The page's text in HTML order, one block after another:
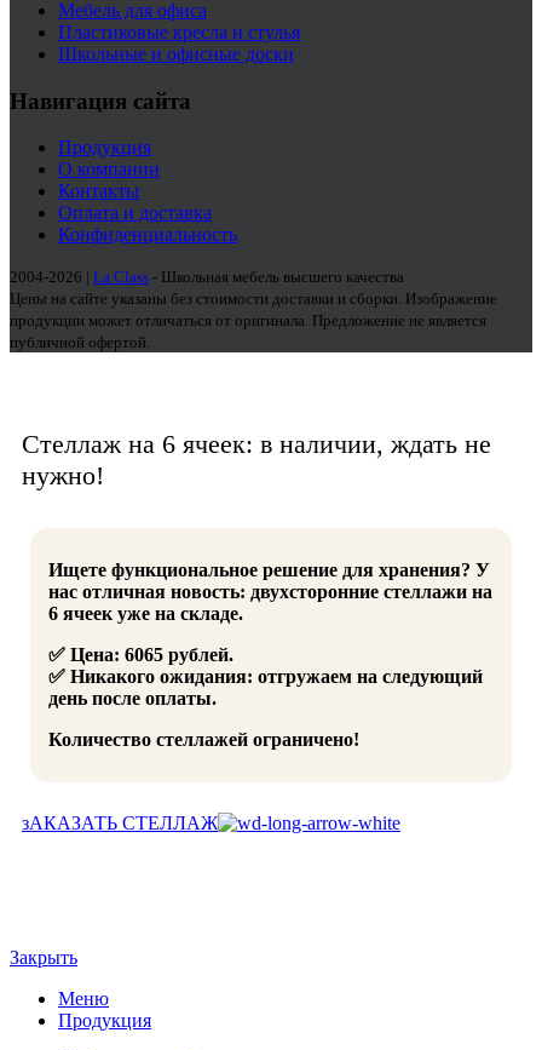
Мебель для офиса
Пластиковые кресла и стулья
Школьные и офисные доски
Навигация сайта
Продукция
О компании
Контакты
Оплата и доставка
Конфиденциальность
2004-2026 | La Class - Школьная мебель высшего качества
Цены на сайте указаны без стоимости доставки и сборки. Изображение
продукции может отличаться от оригинала. Предложение не является
публичной офертой.
Стеллаж на 6 ячеек: в наличии, ждать не
нужно!
Ищете функциональное решение для хранения? У
нас отличная новость: двухсторонние стеллажи на
6 ячеек уже на складе.
✅ Цена: 6065 рублей.
✅ Никакого ожидания: отгружаем на следующий
день после оплаты.
Количество стеллажей ограничено!
зАКАЗАТЬ СТЕЛЛАЖ
Закрыть
Меню
Продукция